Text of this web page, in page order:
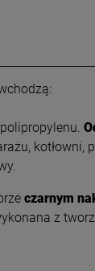
kotłowni,
czarnym
z